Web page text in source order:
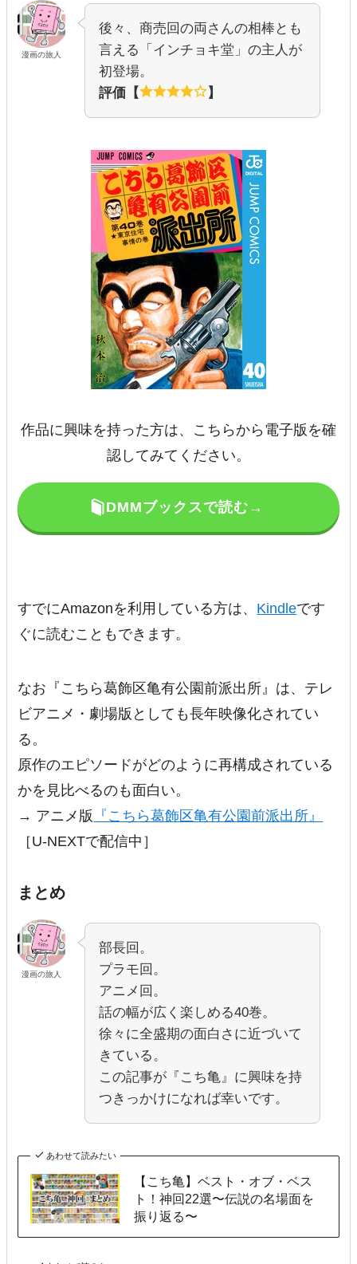
漫画の旅人
後々、商売回の両さんの相棒とも
言える「インチョキ堂」の主人が
初登場。
評価【
】
作品に興味を持った方は、こちらから電子版を確
認してみてください。
DMMブックスで読む→
すでにAmazonを利用している方は、 Kindleです
ぐに読むこともできます。
なお『こちら葛飾区亀有公園前派出所』は、テレ
ビアニメ・劇場版としても長年映像化されてい
る。
原作のエピソードがどのように再構成されている
かを見比べるのも面白い。
→ アニメ版
『こちら葛飾区亀有公園前派出所』
［U-NEXTで配信中］
まとめ
漫画の旅人
部長回。
プラモ回。
アニメ回。
話の幅が広く楽しめる40巻。
徐々に全盛期の面白さに近づいて
きている。
この記事が『こち亀』に興味を持
つきっかけになれば幸いです。
あわせて読みたい
【こち亀】ベスト・オブ・ベス
ト！神回22選〜伝説の名場面を
振り返る〜